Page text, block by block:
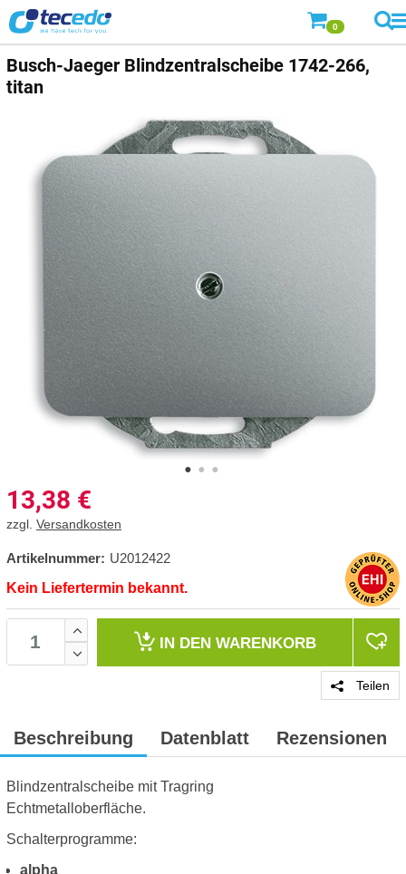
0
Busch-Jaeger Blindzentralscheibe 1742-266,
titan
13,38 €
zzgl. Versandkosten
Artikelnummer: U2012422
Kein Liefertermin bekannt.
IN DEN WARENKORB
Teilen
Beschreibung Datenblatt Rezensionen
Blindzentralscheibe mit Tragring
Echtmetalloberfläche.
Schalterprogramme:
alpha